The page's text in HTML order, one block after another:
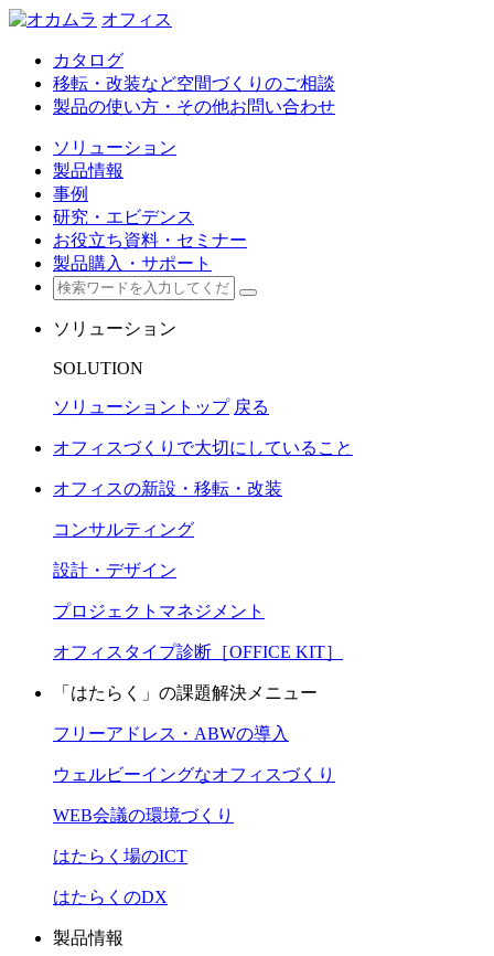
オフィス
カタログ
移転・改装など空間づくりのご相談
製品の使い方・その他お問い合わせ
ソリューション
製品情報
事例
研究・エビデンス
お役立ち資料・セミナー
製品購入・サポート
ソリューション
SOLUTION
ソリューショントップ 戻る
オフィスづくりで大切にしていること
オフィスの新設・移転・改装
コンサルティング
設計・デザイン
プロジェクトマネジメント
オフィスタイプ診断［OFFICE KIT］
「はたらく」の課題解決メニュー
フリーアドレス・ABWの導入
ウェルビーイングなオフィスづくり
WEB会議の環境づくり
はたらく場のICT
はたらくのDX
製品情報